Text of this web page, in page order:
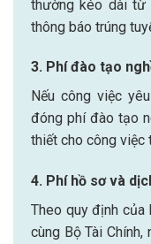
thường kéo dài từ
thông báo trúng
3. Phí đào tạo
Nếu công việc
đóng phí đào tạo
thiết cho công việc
4. Phí hồ sơ và
Theo quy định của
cùng Bộ Tài